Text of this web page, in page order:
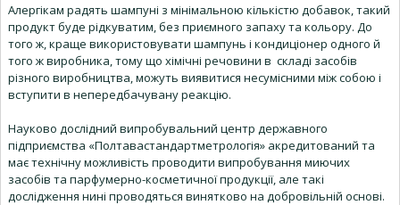
Алергікам радять шампуні з мінімальною кількістю добавок, такий
продукт буде рідкуватим, без приємного запаху та кольору. До
того ж, краще використовувати шампунь і кондиціонер одного й
того ж виробника, тому що хімічні речовини в складі засобів
різного виробництва, можуть виявитися несумісними між собою і
вступити в непередбачувану реакцію.
Науково дослідний випробувальний центр державного
підприємства «Полтавастандартметрологія» акредитований та
має технічну можливість проводити випробування миючих
засобів та парфумерно-косметичної продукції, але такі
дослідження нині проводяться винятково на добровільній основі.